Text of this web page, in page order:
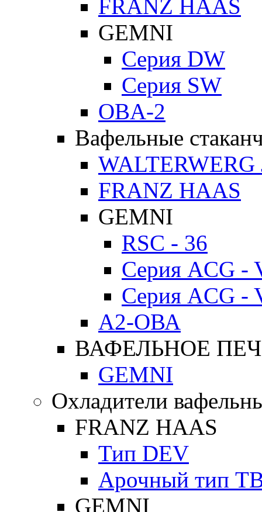
FRANZ HAAS
GEMNI
Серия DW
Серия SW
OBA-2
Вафельные
WALTERWERG
FRANZ HAAS
GEMNI
RSC - 36
Серия ACG -
Серия ACG -
А2-ОВА
ВАФЕЛЬНОЕ
GEMNI
Охладители
FRANZ HAAS
Тип DEV
Арочный тип
GEMNI